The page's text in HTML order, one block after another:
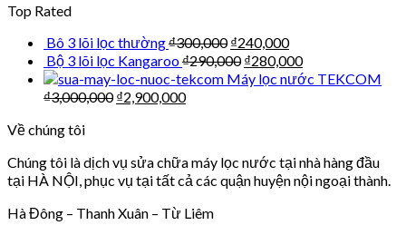
Top Rated
Bô 3 lõi lọc thường₫300,000 ₫240,000
Bộ 3 lõi lọc Kangaroo₫290,000 ₫280,000
Máy lọc nước TEKCOM
₫3,000,000 ₫2,900,000
Về chúng tôi
Chúng tôi là dịch vụ sửa chữa máy lọc nước tại nhà hàng đầu
tại HÀ NỘI, phục vụ tại tất cả các quận huyện nội ngoại thành.
Hà Đông – Thanh Xuân – Từ Liêm